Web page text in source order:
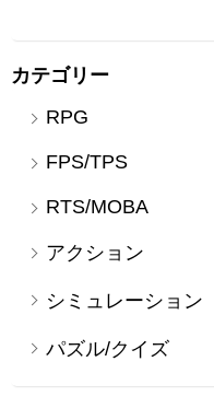
カテゴリー
RPG
FPS/TPS
RTS/MOBA
アクション
シミュレーション
パズル/クイズ